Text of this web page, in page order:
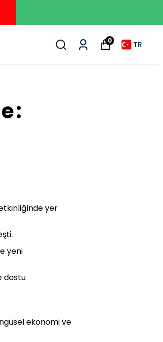
0 TR
yer
yeni
dostu
ekonomi ve